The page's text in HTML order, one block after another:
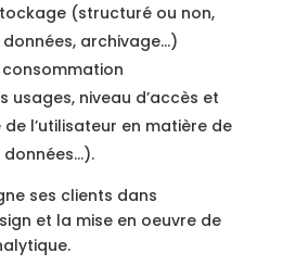
(structuré ou non,
archivage…)
usages, niveau d’accès et
l’utilisateur en matière de
ses clients dans
et la mise en oeuvre de